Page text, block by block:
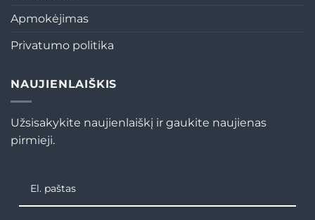
Apmokėjimas
Privatumo politika
NAUJIENLAIŠKIS
Užsisakykite naujienlaiškį ir gaukite naujienas
pirmieji.